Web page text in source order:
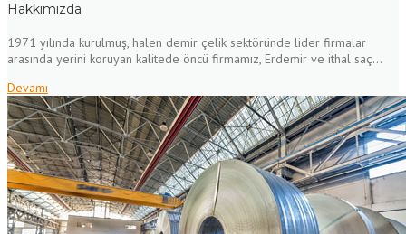
Hakkımızda
1971 yılında kurulmuş, halen demir çelik sektöründe lider firmalar
arasında yerini koruyan kalitede öncü firmamız, Erdemir ve ithal saç...
Devamı